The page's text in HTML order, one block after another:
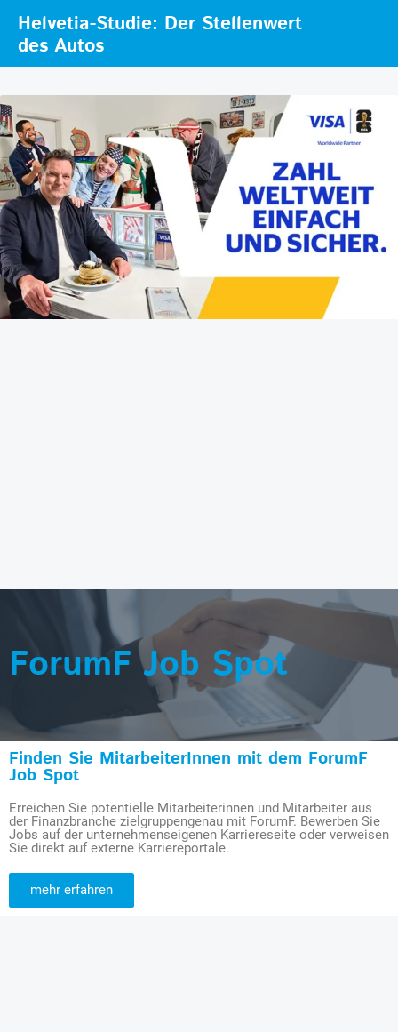
Helvetia-Studie: Der Stellenwert
des Autos
ForumF Job Spot
Finden Sie MitarbeiterInnen mit dem ForumF
Job Spot
Erreichen Sie potentielle Mitarbeiterinnen und Mitarbeiter aus
der Finanzbranche zielgruppengenau mit ForumF. Bewerben Sie
Jobs auf der unternehmenseigenen Karriereseite oder verweisen
Sie direkt auf externe Karriereportale.
mehr erfahren